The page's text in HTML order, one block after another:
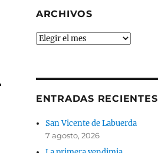
ARCHIVOS
Archivos
ENTRADAS RECIENTES
San Vicente de Labuerda
7 agosto, 2026